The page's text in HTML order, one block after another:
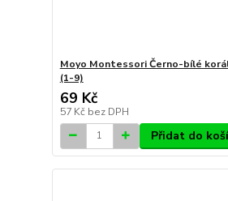
Moyo Montessori Černo-bílé
(1-9)
69 Kč
57 Kč bez DPH
Přidat do